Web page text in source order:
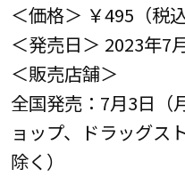
＜価格＞ ￥495（税込
＜発売日＞ 2023年7
＜販売店舗＞
全国発売：7月3日（
ョップ、ドラッグス
除く）